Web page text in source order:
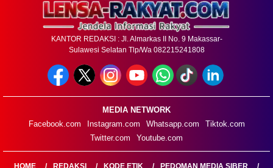
KANTOR REDAKSI : Jl. Almarkas II No. 9 Makassar-
Sulawesi Selatan Tlp/Wa 082215241808
MEDIA NETWORK
Facebook.com
Instagram.com Whatsapp.com
Tiktok.com
Twitter.com
Youtube.com
HOME REDAKSI KODE ETIK PEDOMAN MEDIA SIBER